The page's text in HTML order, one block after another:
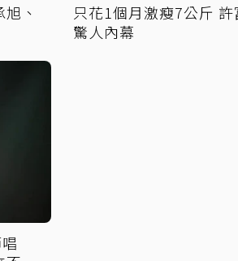
、
只花1個月激瘦7公斤
驚人內幕